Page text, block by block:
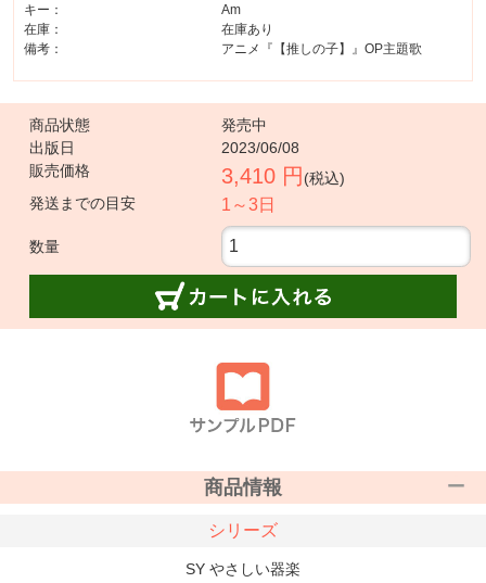
キー：
Am
在庫：
在庫あり
備考：
アニメ『【推しの子】』OP主題歌
商品状態
発売中
出版日
2023/06/08
販売価格
3,410 円 (税込)
発送までの目安
1～3日
数量
商品情報
シリーズ
SY やさしい器楽